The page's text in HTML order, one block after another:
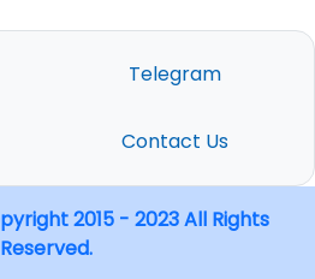
Telegram
Contact Us
2015 - 2023 All Rights
Reserved.